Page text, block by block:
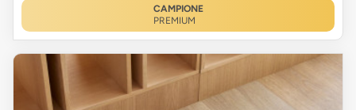
CAMPIONE
PREMIUM